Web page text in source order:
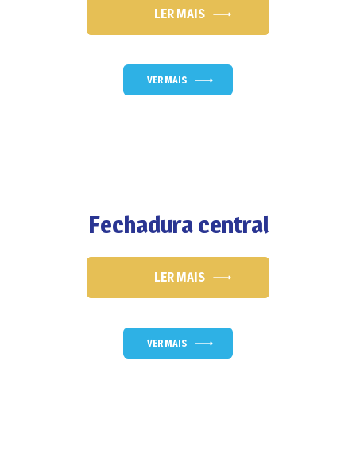
LER MAIS
VER MAIS
Fechadura central
LER MAIS
VER MAIS